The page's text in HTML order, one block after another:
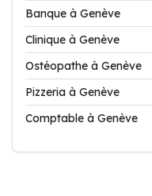
Banque à Genève
Clinique à Genève
Ostéopathe à Genève
Pizzeria à Genève
Comptable à Genève